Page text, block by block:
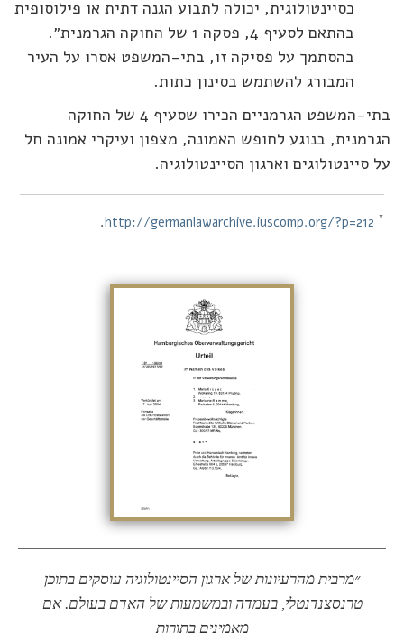
כסיינטולוגית, יכולה לתבוע הגנה דתית או פילוסופית
בהתאם לסעיף 4, פסקה 1 של החוקה הגרמנית״.
בהסתמך על פסיקה זו, בתי-המשפט אסרו על העיר
המבורג להשתמש בסינון כתות.
בתי-המשפט הגרמניים הכירו שסעיף 4 של החוקה
בנוגע לחופש האמונה, מצפון ועיקרי אמונה חל
סיינטולוגים וארגון הסיינטולוגיה.
http://germanlawarchive.iuscomp.org/?p=212
.
״מרבית מהרעיונות של ארגון הסיינטולוגיה עוסקים בתוכן
טרנסצנדנטלי, בעמדה ובמשמעות של האדם בעולם. אם
מאמינים בתורות